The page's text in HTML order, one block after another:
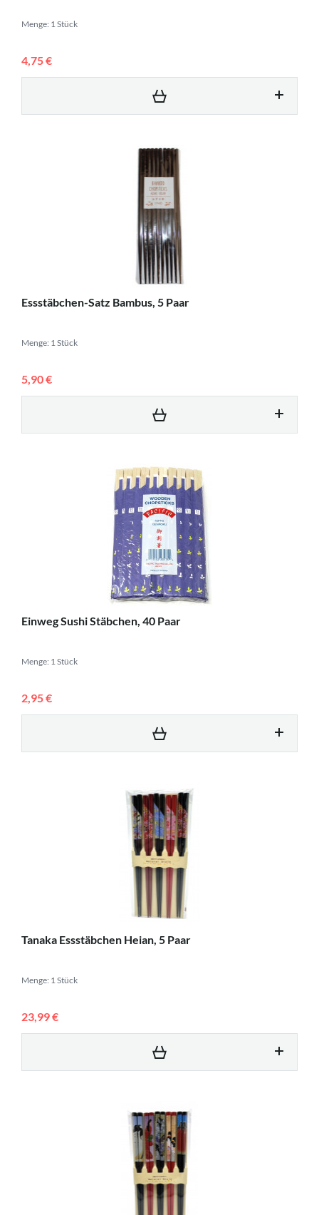
Menge: 1 Stück
4,75 €
Essstäbchen-Satz Bambus, 5 Paar
Menge: 1 Stück
5,90 €
Einweg Sushi Stäbchen, 40 Paar
Menge: 1 Stück
2,95 €
Tanaka Essstäbchen Heian, 5 Paar
Menge: 1 Stück
23,99 €